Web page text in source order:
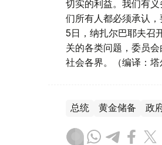
切实的利益。我们有
们所有人都必须承认
5日，纳扎尔巴耶夫召
关的各类问题，委员
社会各界。（编译：塔
总统 黄金储备 政